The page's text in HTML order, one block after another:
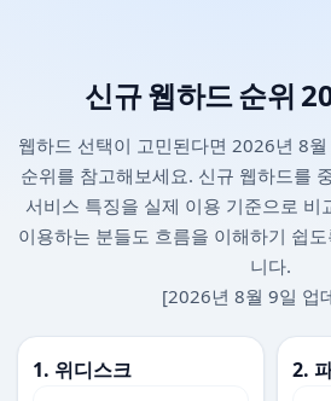
신규 웹하드 순위
웹하드 선택이 고민된다면 2026년 8
순위를 참고해보세요. 신규 웹하드를
서비스 특징을 실제 이용 기준으로 비
이용하는 분들도 흐름을 이해하기 쉽
니다.
[2026년 8월 9일 업
1. 위디스크 2.